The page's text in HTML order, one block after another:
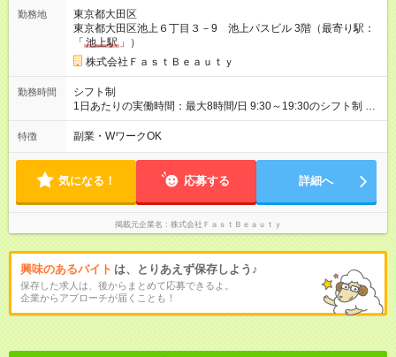
理美容師手当あり 研修期間6ヶ月間は以下給与のみ変更あり 時
給1230円 ※交通費支給（～500円/日） ※給与に関しては2025年
度の最低賃金を反映済み ※各都道府県の施行月より適応、入社
時期によっては変動の可能性あり 詳細は、採用担当へお問い合
わせください 【試用期間】試用期間なし
勤務地
東京都大田区
東京都大田区池上６丁目３－9 池上パスビル 3階（最寄り駅：
「 池上駅 」）
株式会社ＦａｓｔＢｅａｕｔｙ
勤務時間
シフト制
1日あたりの実働時間：最大8時間/日 9:30～19:30のシフト制 週
2日～、1日5時間～OK シフトはご希望を伺いながら相談のうえ
決定します 扶養内勤務・ダブルワークOK
特徴 副業・WワークOK
気になる！ 応募する 詳細へ
掲載元企業名 株式会社ＦａｓｔＢｅａｕｔｙ
興味のあるバイト は、とりあえず保存しよう♪
保存した求人は、後からまとめて応募できるよ。
企業からアプローチが届くことも！